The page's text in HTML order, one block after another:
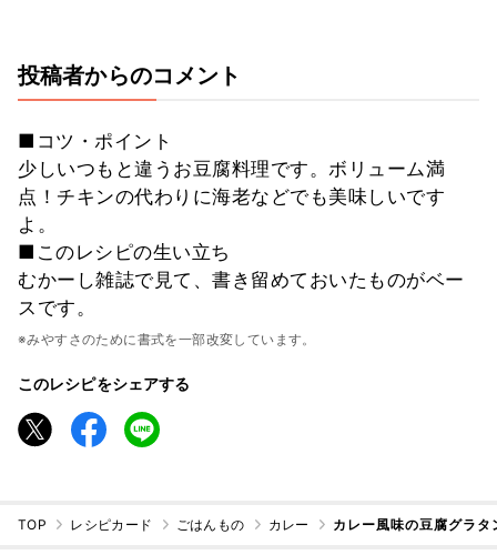
投稿者からのコメント
■コツ・ポイント
少しいつもと違うお豆腐料理です。ボリューム満
点！チキンの代わりに海老などでも美味しいです
よ。
■このレシピの生い立ち
むかーし雑誌で見て、書き留めておいたものがベー
スです。
※みやすさのために書式を一部改変しています。
このレシピをシェアする
TOP レシピカード ごはんもの カレー カレー風味の豆腐グラ